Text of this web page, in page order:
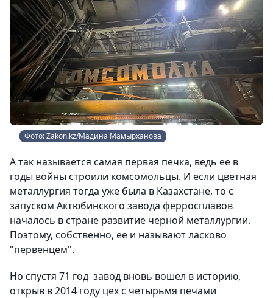
Фото: Zakon.kz/Мадина Мамырханова
А так называется самая первая печка, ведь ее в
годы войны строили комсомольцы. И если цветная
металлургия тогда уже была в Казахстане, то с
запуском Актюбинского завода ферросплавов
началось в стране развитие черной металлургии.
Поэтому, собственно, ее и называют ласково
"первенцем".
Но спустя 71 год завод вновь вошел в историю,
открыв в 2014 году цех с четырьмя печами